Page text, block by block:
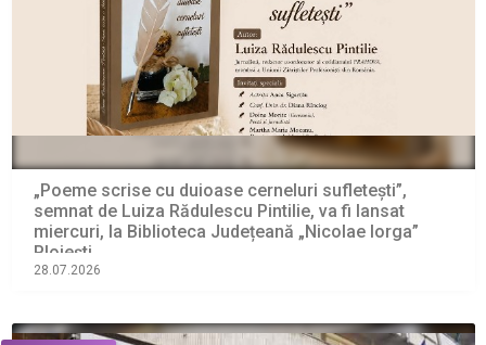
„Poeme scrise cu duioase cerneluri sufletești”,
semnat de Luiza Rădulescu Pintilie, va fi lansat
miercuri, la Biblioteca Județeană „Nicolae Iorga”
Ploiești
28.07.2026